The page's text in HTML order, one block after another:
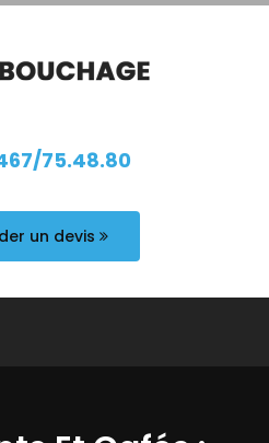
75.48.80
un devis